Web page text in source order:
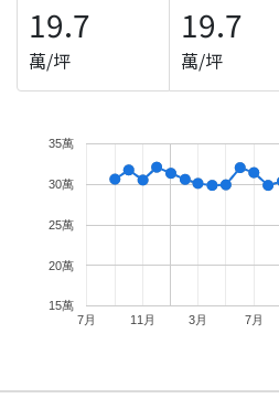
19.7
萬/坪
19.7
萬/坪
7月 11月 3月 7月
15萬
20萬
25萬
30萬
35萬